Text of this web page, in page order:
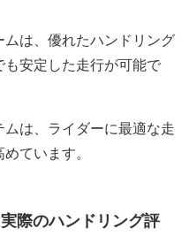
ムは、優れたハンドリング
も安定した走行が可能で
は、ライダーに最適な走
ています。
際のハンドリング評